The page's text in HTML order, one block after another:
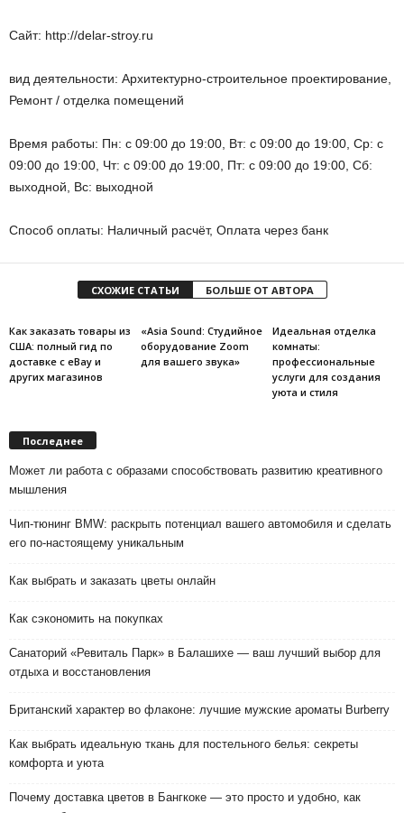
Сайт: http://delar-stroy.ru
вид деятельности: Архитектурно-строительное проектирование,
Ремонт / отделка помещений
Время работы: Пн: с 09:00 до 19:00, Вт: с 09:00 до 19:00, Ср: с
09:00 до 19:00, Чт: с 09:00 до 19:00, Пт: с 09:00 до 19:00, Сб:
выходной, Вс: выходной
Способ оплаты: Наличный расчёт, Оплата через банк
СХОЖИЕ СТАТЬИ БОЛЬШЕ ОТ АВТОРА
Как заказать товары из
США: полный гид по
доставке с eBay и
других магазинов
«Asia Sound: Студийное
оборудование Zoom
для вашего звука»
Идеальная отделка
комнаты:
профессиональные
услуги для создания
уюта и стиля
Последнее
Может ли работа с образами способствовать развитию креативного
мышления
Чип-тюнинг BMW: раскрыть потенциал вашего автомобиля и сделать
его по-настоящему уникальным
Как выбрать и заказать цветы онлайн
Как сэкономить на покупках
Санаторий «Ревиталь Парк» в Балашихе — ваш лучший выбор для
отдыха и восстановления
Британский характер во флаконе: лучшие мужские ароматы Burberry
Как выбрать идеальную ткань для постельного белья: секреты
комфорта и уюта
Почему доставка цветов в Бангкоке — это просто и удобно, как